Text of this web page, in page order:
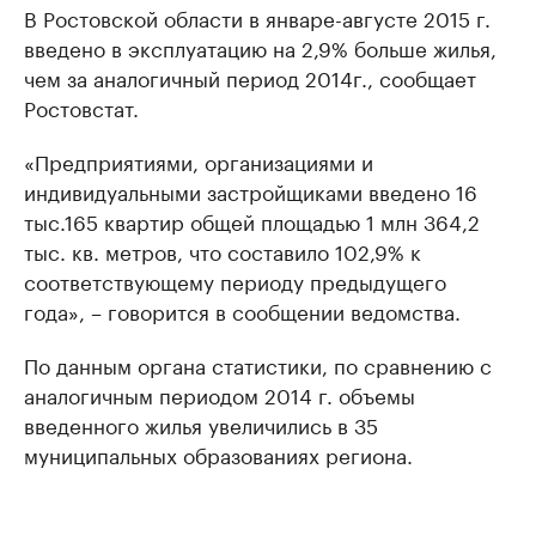
В Ростовской области в январе-августе 2015 г.
введено в эксплуатацию на 2,9% больше жилья,
чем за аналогичный период 2014г., сообщает
Ростовстат.
«Предприятиями, организациями и
индивидуальными застройщиками введено 16
тыс.165 квартир общей площадью 1 млн 364,2
тыс. кв. метров, что составило 102,9% к
соответствующему периоду предыдущего
года», – говорится в сообщении ведомства.
По данным органа статистики, по сравнению с
аналогичным периодом 2014 г. объемы
введенного жилья увеличились в 35
муниципальных образованиях региона.